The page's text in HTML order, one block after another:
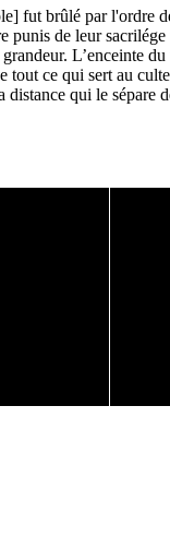
fut brûlé par l'ordre
punis de leur
L’enceinte
ce qui sert au
distance qui le